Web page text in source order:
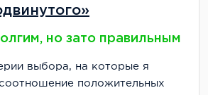
но зато правильным
выбора, на которые я
положительных